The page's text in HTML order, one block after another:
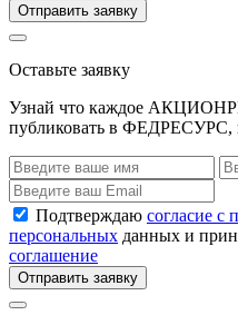
Отправить заявку
Оставьте заявку
Узнай что каждое
публиковать в ФЕДРЕСУРС,
Подтверждаю согласие с
персональных данных и
соглашение
Отправить заявку